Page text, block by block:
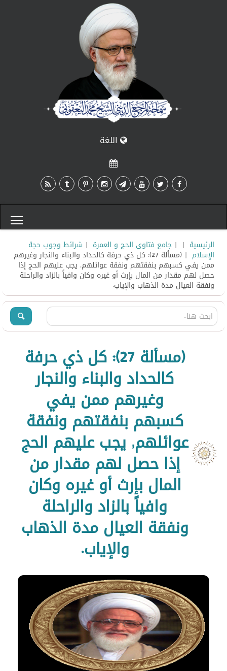
اللغة
الرئيسية |
| جامع فتاوى الحج و العمرة | شرائط وجوب حجة
الإسلام | (مسألة 27): كل ذي حرفة كالحداد والبناء والنجار وغيرهم
ممن يفي كسبهم بنفقتهم ونفقة عوائلهم, يجب عليهم الحج إذا
حصل لهم مقدار من المال بإرث أو غيره وكان وافياً بالزاد والراحلة
ونفقة العيال مدة الذهاب والإياب.
(مسألة 27): كل ذي حرفة
كالحداد والبناء والنجار
وغيرهم ممن يفي
كسبهم بنفقتهم ونفقة
عوائلهم, يجب عليهم الحج
إذا حصل لهم مقدار من
المال بإرث أو غيره وكان
وافياً بالزاد والراحلة
ونفقة العيال مدة الذهاب
والإياب.